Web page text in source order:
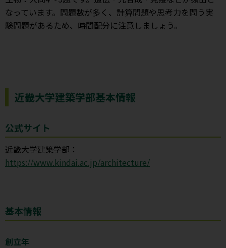
なっています。問題数が多く、計算問題や思考力を問う実
験問題があるため、時間配分に注意しましょう。
近畿大学建築学部基本情報
公式サイト
近畿大学建築学部：
https://www.kindai.ac.jp/architecture/
基本情報
創立年